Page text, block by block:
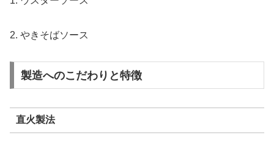
2. やきそばソース
製造へのこだわりと特徴
直火製法